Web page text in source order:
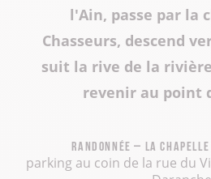
l'Ain, passe par la
Chasseurs, descend
suit la rive de la
revenir au point
Randonnée – La
parking au coin de la rue du